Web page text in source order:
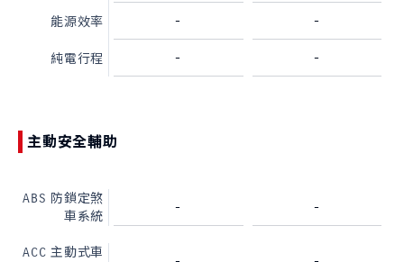
能源效率 - -
純電行程 - -
主動安全輔助
ABS 防鎖定煞
車系統
- -
ACC 主動式車